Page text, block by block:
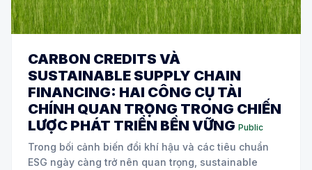
CARBON CREDITS VÀ
SUSTAINABLE SUPPLY CHAIN
FINANCING: HAI CÔNG CỤ TÀI
CHÍNH QUAN TRỌNG TRONG CHIẾN
LƯỢC PHÁT TRIỂN BỀN VỮNG Public
Trong bối cảnh biến đổi khí hậu và các tiêu chuẩn
ESG ngày càng trở nên quan trọng, sustainable